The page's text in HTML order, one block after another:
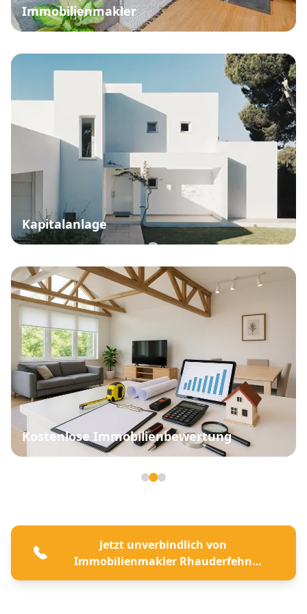
Immobilienmakler
Kapitalanlage
Kostenlose Immobilienbewertung
Jetzt unverbindlich von
Immobilienmakler Rhauderfehn
beraten lassen